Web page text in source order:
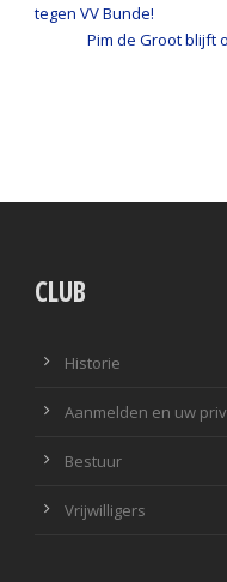
tegen VV Bunde!
Pim de Groot blijft
CLUB
Historie
Aanmelden en uw
Bestuur
Vrijwilligers